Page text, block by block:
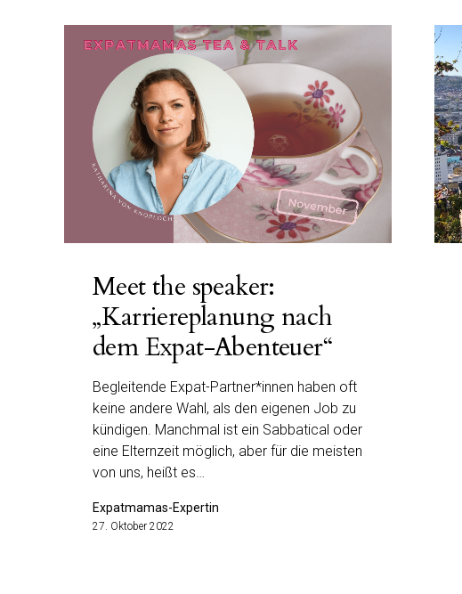
Meet the speaker:
„Karriereplanung nach
dem Expat-Abenteuer“
Begleitende Expat-Partner*innen haben oft
keine andere Wahl, als den eigenen Job zu
kündigen. Manchmal ist ein Sabbatical oder
eine Elternzeit möglich, aber für die meisten
von uns, heißt es…
Expatmamas-Expertin
27. Oktober 2022